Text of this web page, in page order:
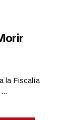
la Fiscalía